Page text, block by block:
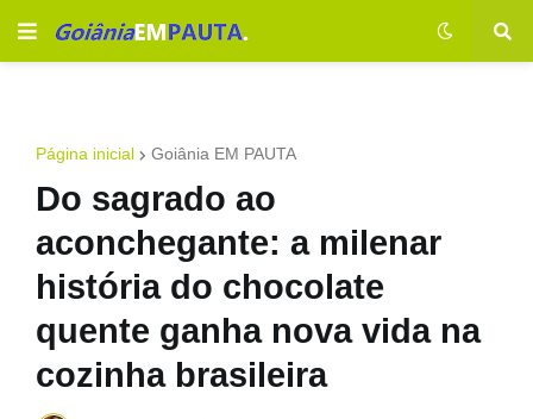
Página inicial Goiânia EM PAUTA
Do sagrado ao
aconchegante: a milenar
história do chocolate
quente ganha nova vida na
cozinha brasileira